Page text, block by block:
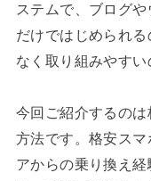
ステムで、ブログ
だけではじめられ
なく取り組みやすい
今回ご紹介するの
方法です。格安ス
アからの乗り換え